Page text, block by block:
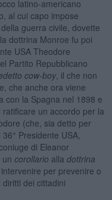
latino-americano
al cui capo impose
guerra civile, dovette
dottrina Monroe fu poi
USA Theodore
Partito Repubblicano
cow-boy, il che non
che anche ora viene
con la Spagna nel 1898 e
un accordo per la
(che, sia detto per
Presidente USA,
di Eleanor
corollario alla dottrina
per prevenire o
dei cittadini